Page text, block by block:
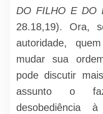
DO FILHO E DO
28.18,19). Ora,
autoridade,
mudar sua
pode discutir
assunto o
desobediência